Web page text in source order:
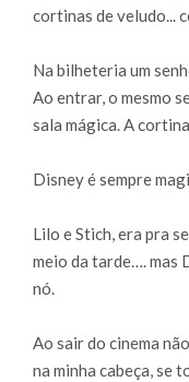
cortinas de veludo...
Na bilheteria um
Ao entrar, o mesmo
sala mágica. A
Disney é sempre
Lilo e Stich, era pra
meio da tarde…. mas
nó.
Ao sair do cinema
na minha cabeça, se